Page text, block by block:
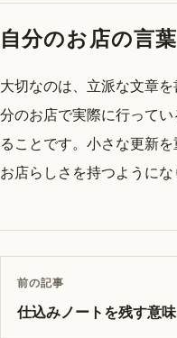
自分のお店の言
大切なのは、立派な文章
分のお店で実際に行って
ることです。小さな更新
お店らしさを持つようにな
前の記事
仕込みノートを残す意味